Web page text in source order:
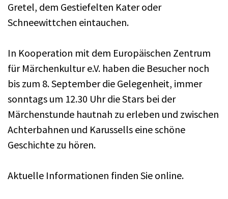
Gretel, dem Gestiefelten Kater oder
Schneewittchen eintauchen.
In Kooperation mit dem Europäischen Zentrum
für Märchenkultur e.V. haben die Besucher noch
bis zum 8. September die Gelegenheit, immer
sonntags um 12.30 Uhr die Stars bei der
Märchenstunde hautnah zu erleben und zwischen
Achterbahnen und Karussells eine schöne
Geschichte zu hören.
Aktuelle Informationen finden Sie online.